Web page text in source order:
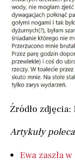
Źródło zdjęcia:
Artykuły
Ewa zaszła